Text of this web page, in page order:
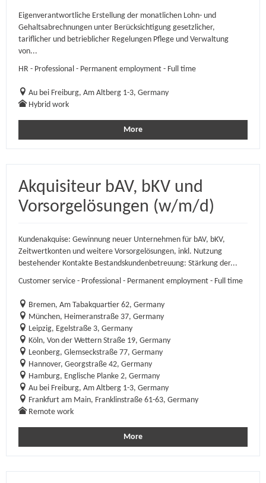
Eigenverantwortliche Erstellung der monatlichen Lohn- und
Gehaltsabrechnungen unter Berücksichtigung gesetzlicher,
tariflicher und betrieblicher Regelungen Pflege und Verwaltung
von...
HR - Professional - Permanent employment - Full time
Au bei Freiburg, Am Altberg 1-3, Germany
Hybrid work
More
Akquisiteur bAV, bKV und
Vorsorgelösungen (w/m/d)
Kundenakquise: Gewinnung neuer Unternehmen für bAV, bKV,
Zeitwertkonten und weitere Vorsorgelösungen, inkl. Nutzung
bestehender Kontakte Bestandskundenbetreuung: Stärkung der...
Customer service - Professional - Permanent employment - Full time
Bremen, Am Tabakquartier 62, Germany
München, Heimeranstraße 37, Germany
Leipzig, Egelstraße 3, Germany
Köln, Von der Wettern Straße 19, Germany
Leonberg, Glemseckstraße 77, Germany
Hannover, Georgstraße 42, Germany
Hamburg, Englische Planke 2, Germany
Au bei Freiburg, Am Altberg 1-3, Germany
Frankfurt am Main, Franklinstraße 61-63, Germany
Remote work
More